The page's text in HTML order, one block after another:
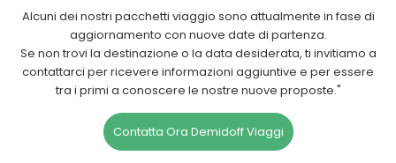
Alcuni dei nostri pacchetti viaggio sono attualmente in fase di
aggiornamento con nuove date di partenza.
Se non trovi la destinazione o la data desiderata, ti invitiamo a
contattarci per ricevere informazioni aggiuntive e per essere
tra i primi a conoscere le nostre nuove proposte."
Contatta Ora Demidoff Viaggi